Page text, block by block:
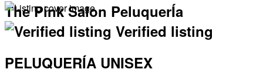
The Pink Salon PeluquerÍa
Verified listing
PELUQUERÍA UNISEX